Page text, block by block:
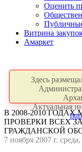
Оценить
Витрина
Амаркет
Здесь
Актуальная
В 2008-2010
ПРОВЕРКИ ВСЕХ
ГРАЖДАНСКОЙ
7 ноября 2007 г.